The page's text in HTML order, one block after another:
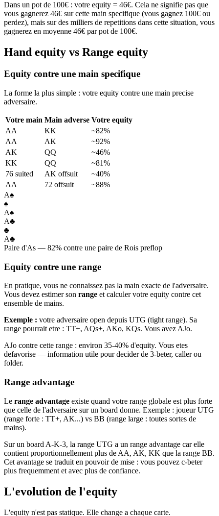
Dans un pot de 100€ : votre equity = 46€. Cela ne signifie pas que
vous gagnerez 46€ sur cette main specifique (vous gagnez 100€ ou
perdez), mais sur des milliers de repetitions dans cette situation, vous
gagnerez en moyenne 46€ par pot de 100€.
Hand equity vs Range equity
Equity contre une main specifique
La forme la plus simple : votre equity contre une main precise
adversaire.
Votre main Main adverse Votre equity
AA
KK
~82%
AA
AK
~92%
AK
QQ
~46%
KK
QQ
~81%
76 suited
AK offsuit
~40%
AA
72 offsuit
~88%
A♠
♠
A♠
A♣
♣
A♣
Paire d'As — 82% contre une paire de Rois preflop
Equity contre une range
En pratique, vous ne connaissez pas la main exacte de l'adversaire.
Vous devez estimer son range et calculer votre equity contre cet
ensemble de mains.
Exemple : votre adversaire open depuis UTG (tight range). Sa
range pourrait etre : TT+, AQs+, AKo, KQs. Vous avez AJo.
AJo contre cette range : environ 35-40% d'equity. Vous etes
defavorise — information utile pour decider de 3-beter, caller ou
folder.
Range advantage
Le range advantage existe quand votre range globale est plus forte
que celle de l'adversaire sur un board donne. Exemple : joueur UTG
(range forte : TT+, AK...) vs BB (range large : toutes sortes de
mains).
Sur un board A-K-3, la range UTG a un range advantage car elle
contient proportionnellement plus de AA, AK, KK que la range BB.
Cet avantage se traduit en pouvoir de mise : vous pouvez c-beter
plus frequemment et avec plus de confiance.
L'evolution de l'equity
L'equity n'est pas statique. Elle change a chaque carte.